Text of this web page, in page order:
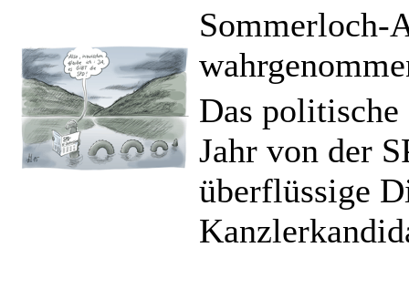
Sommerloch-
Das
Jahr von der
überflüssige